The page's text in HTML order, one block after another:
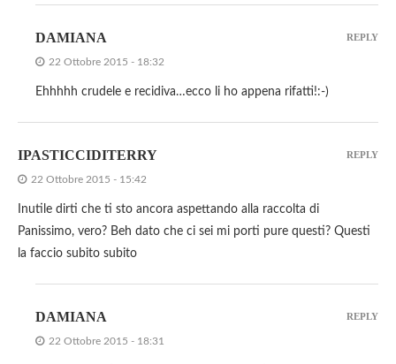
DAMIANA
22 Ottobre 2015 - 18:32
Ehhhhh crudele e recidiva…ecco li ho appena rifatti!:-)
REPLY
IPASTICCIDITERRY
22 Ottobre 2015 - 15:42
Inutile dirti che ti sto ancora aspettando alla raccolta di
Panissimo, vero? Beh dato che ci sei mi porti pure questi? Questi
la faccio subito subito
REPLY
DAMIANA
22 Ottobre 2015 - 18:31
REPLY